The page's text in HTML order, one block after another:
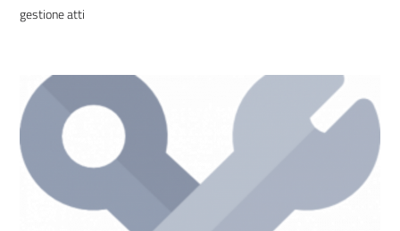
gestione atti